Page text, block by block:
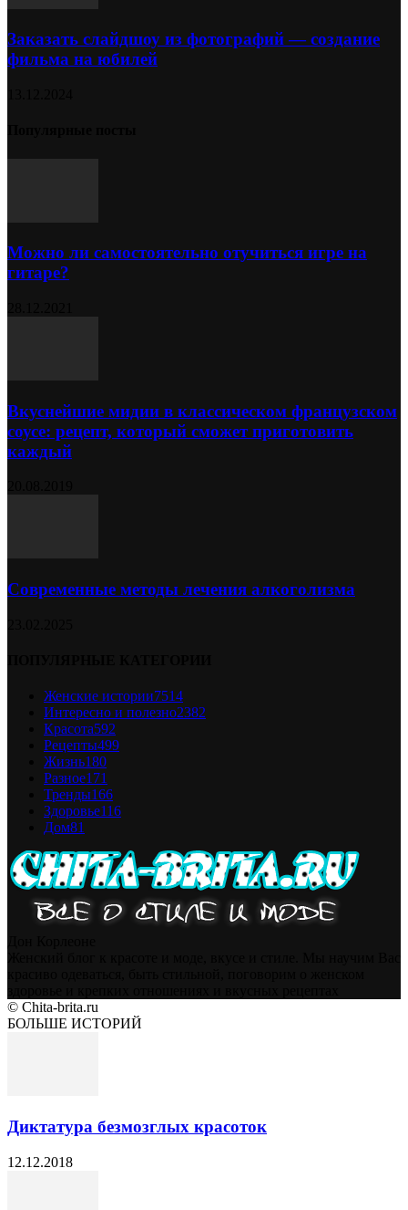
Заказать слайдшоу из фотографий — создание
фильма на юбилей
Можно ли самостоятельно отучиться игре на
гитаре?
Вкуснейшие мидии в классическом французском
соусе: рецепт, который сможет приготовить
каждый
Современные методы лечения алкоголизма
Женские истории7514
Интересно и полезно2382
Красота592
Рецепты499
Жизнь180
Разное171
Тренды166
Здоровье116
Дом81
© Chita-brita.ru
БОЛЬШЕ ИСТОРИЙ
Диктатура безмозглых красоток
12.12.2018